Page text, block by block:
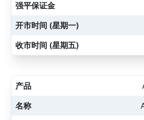
强平保证金
开市时间 (星期一)
收市时间 (星期五)
产品
名称